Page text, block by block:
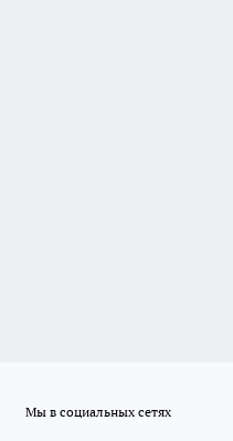
Мы в социальных сетях